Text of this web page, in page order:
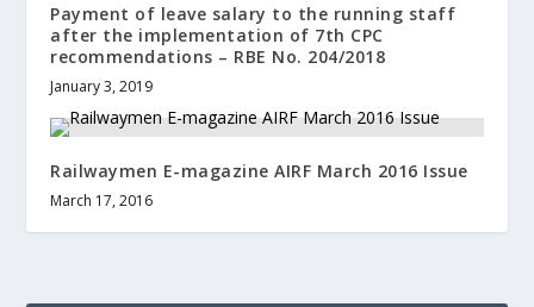
Payment of leave salary to the running staff
after the implementation of 7th CPC
recommendations – RBE No. 204/2018
January 3, 2019
Railwaymen E-magazine AIRF March 2016 Issue
March 17, 2016